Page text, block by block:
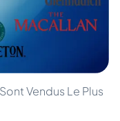
Vendus Le Plus